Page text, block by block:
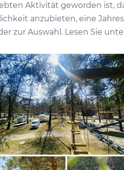
Aktivität geworden ist,
anzubieten, eine
zur Auswahl. Lesen Sie